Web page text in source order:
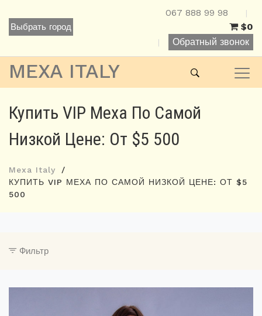
Выбрать город
067 888 99 98 |
$0
| Обратный звонок
MEXA ITALY
Купить VIP Меха По Самой
Низкой Цене: От $5 500
Mexa Italy
КУПИТЬ VIP МЕХА ПО САМОЙ НИЗКОЙ ЦЕНЕ: ОТ $5
500
Фильтр